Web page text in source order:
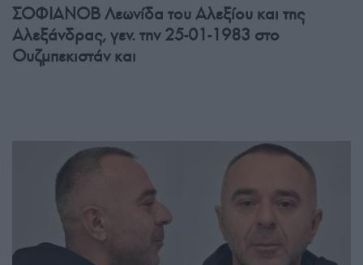
ΣΟΦΙΑΝΟΒ Λεωνίδα του Αλεξίου και της
Αλεξάνδρας, γεν. την 25-01-1983 στο
Ουζμπεκιστάν και